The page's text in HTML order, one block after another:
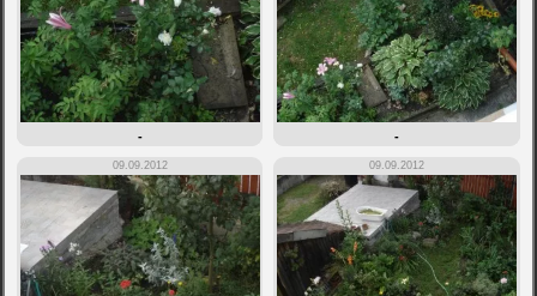
- -
09.09.2012 09.09.2012